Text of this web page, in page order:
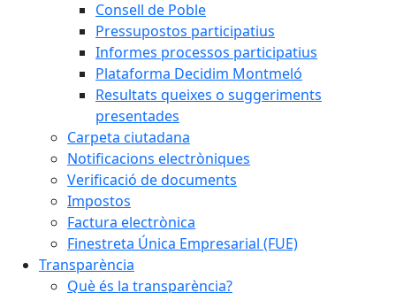
Consell de Poble
Pressupostos participatius
Informes processos participatius
Plataforma Decidim Montmeló
Resultats queixes o suggeriments
presentades
Carpeta ciutadana
Notificacions electròniques
Verificació de documents
Impostos
Factura electrònica
Finestreta Única Empresarial (FUE)
Transparència
Què és la transparència?